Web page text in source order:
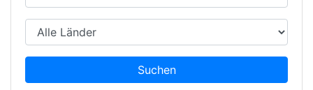
Suchen